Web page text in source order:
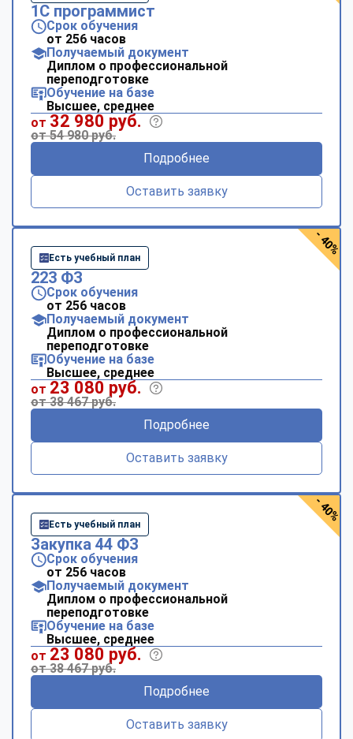
1С программист
Срок обучения
от 256 часов
Получаемый документ
Диплом о профессиональной
переподготовке
Обучение на базе
Высшее, среднее
от 32 980 руб.
от 54 980 руб.
Подробнее
Оставить заявку
Есть учебный план
223 ФЗ
Срок обучения
от 256 часов
Получаемый документ
Диплом о профессиональной
переподготовке
Обучение на базе
Высшее, среднее
от 23 080 руб.
от 38 467 руб.
Подробнее
Оставить заявку
- 40%
Есть учебный план
Закупка 44 ФЗ
Срок обучения
от 256 часов
Получаемый документ
Диплом о профессиональной
переподготовке
Обучение на базе
Высшее, среднее
от 23 080 руб.
от 38 467 руб.
Подробнее
Оставить заявку
- 40%